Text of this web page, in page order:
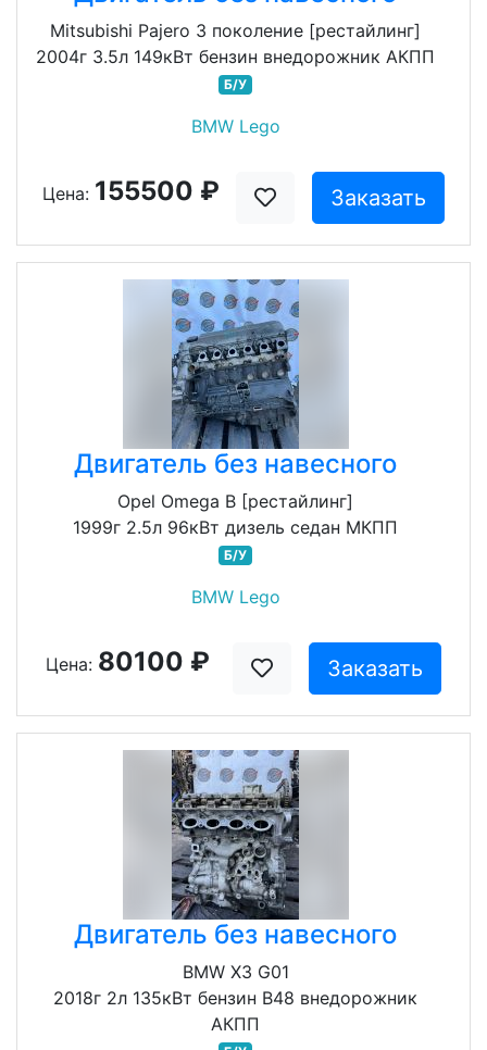
Mitsubishi Pajero 3 поколение [рестайлинг]
2004г 3.5л 149кВт бензин внедорожник АКПП
Б/У
BMW Lego
Цена: 155500 ₽ Заказать
Двигатель без навесного
Opel Omega B [рестайлинг]
1999г 2.5л 96кВт дизель седан МКПП
Б/У
BMW Lego
Цена: 80100 ₽ Заказать
Двигатель без навесного
BMW X3 G01
2018г 2л 135кВт бензин B48 внедорожник
АКПП